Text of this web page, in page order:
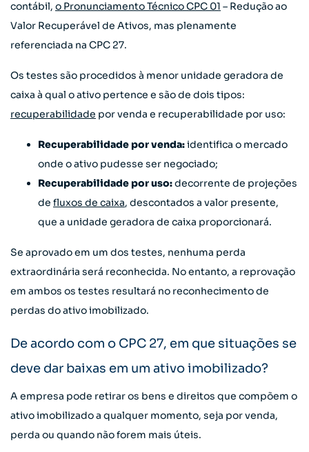
contábil, o Pronunciamento Técnico CPC 01 – Redução ao
Valor Recuperável de Ativos, mas plenamente
referenciada na CPC 27.
Os testes são procedidos à menor unidade geradora de
caixa à qual o ativo pertence e são de dois tipos:
recuperabilidade por venda e recuperabilidade por uso:
Recuperabilidade por venda:identifica o mercado
onde o ativo pudesse ser negociado;
Recuperabilidade por uso:decorrente de projeções
de fluxos de caixa, descontados a valor presente,
que a unidade geradora de caixa proporcionará.
Se aprovado em um dos testes, nenhuma perda
extraordinária será reconhecida. No entanto, a reprovação
em ambos os testes resultará no reconhecimento de
perdas do ativo imobilizado.
De acordo com o CPC 27, em que situações se
deve dar baixas em um ativo imobilizado?
A empresa pode retirar os bens e direitos que compõem o
ativo imobilizado a qualquer momento, seja por venda,
perda ou quando não forem mais úteis.